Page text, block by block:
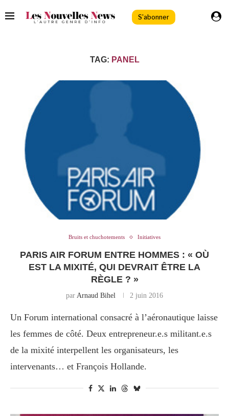
S'abonner
TAG: PANEL
Bruits et chuchotements Initiatives
PARIS AIR FORUM ENTRE HOMMES : « OÙ
EST LA MIXITÉ, QUI DEVRAIT ÊTRE LA
RÈGLE ? »
par Arnaud Bihel 2 juin 2016
Un Forum international consacré à l’aéronautique laisse
les femmes de côté. Deux entrepreneur.e.s militant.e.s
de la mixité interpellent les organisateurs, les
intervenants… et François Hollande.